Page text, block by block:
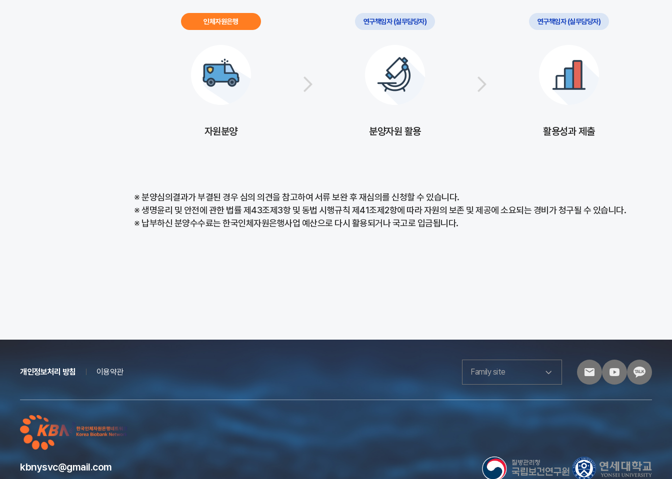
인체자원은행
자원분양
연구책임자 (실무담당자)
분양자원 활용
연구책임자 (실무담당자)
활용성과 제출
※ 분양심의결과가 부결된 경우 심의 의견을 참고하여 서류 보완 후 재심의를 신청할 수 있습니다.
※ 생명윤리 및 안전에 관한 법률 제43조제3항 및 동법 시행규칙 제41조제2항에 따라 자원의 보존 및 제공에 소요되는 경비가 청구될 수 있습니다.
※ 납부하신 분양수수료는 한국인체자원은행사업 예산으로 다시 활용되거나 국고로 입금됩니다.
개인정보처리 방침 이용약관 Family site
kbnysvc@gmail.com